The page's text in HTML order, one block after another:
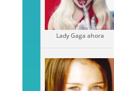
Lady Gaga ahora